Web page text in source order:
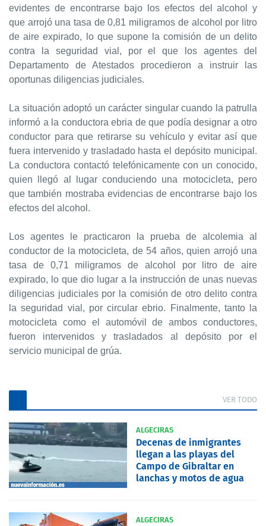
evidentes de encontrarse bajo los efectos del alcohol y
que arrojó una tasa de 0,81 miligramos de alcohol por litro
de aire expirado, lo que supone la comisión de un delito
contra la seguridad vial, por el que los agentes del
Departamento de Atestados procedieron a instruir las
oportunas diligencias judiciales.
La situación adoptó un carácter singular cuando la patrulla
informó a la conductora ebria de que podía designar a otro
conductor para que retirarse su vehículo y evitar así que
fuera intervenido y trasladado hasta el depósito municipal.
La conductora contactó telefónicamente con un conocido,
quien llegó al lugar conduciendo una motocicleta, pero
que también mostraba evidencias de encontrarse bajo los
efectos del alcohol.
Los agentes le practicaron la prueba de alcolemia al
conductor de la motocicleta, de 54 años, quien arrojó una
tasa de 0,71 miligramos de alcohol por litro de aire
expirado, lo que dio lugar a la instrucción de unas nuevas
diligencias judiciales por la comisión de otro delito contra
la seguridad vial, por circular ebrio. Finalmente, tanto la
motocicleta como el automóvil de ambos conductores,
fueron intervenidos y trasladados al depósito por el
servicio municipal de grúa.
VER TODO
ALGECIRAS
Decenas de inmigrantes
llegan a las playas del
Campo de Gibraltar en
lanchas y motos de agua
ALGECIRAS